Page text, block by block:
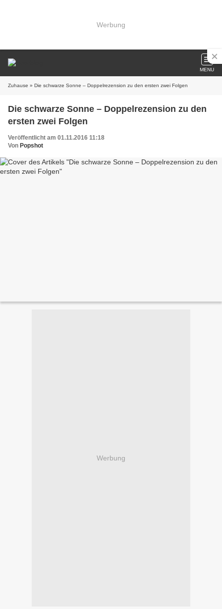
Werbung
MENU
Zuhause » Die schwarze Sonne – Doppelrezension zu den ersten zwei Folgen
Die schwarze Sonne – Doppelrezension zu den
ersten zwei Folgen
Veröffentlicht am 01.11.2016 11:18
Von Popshot
Werbung